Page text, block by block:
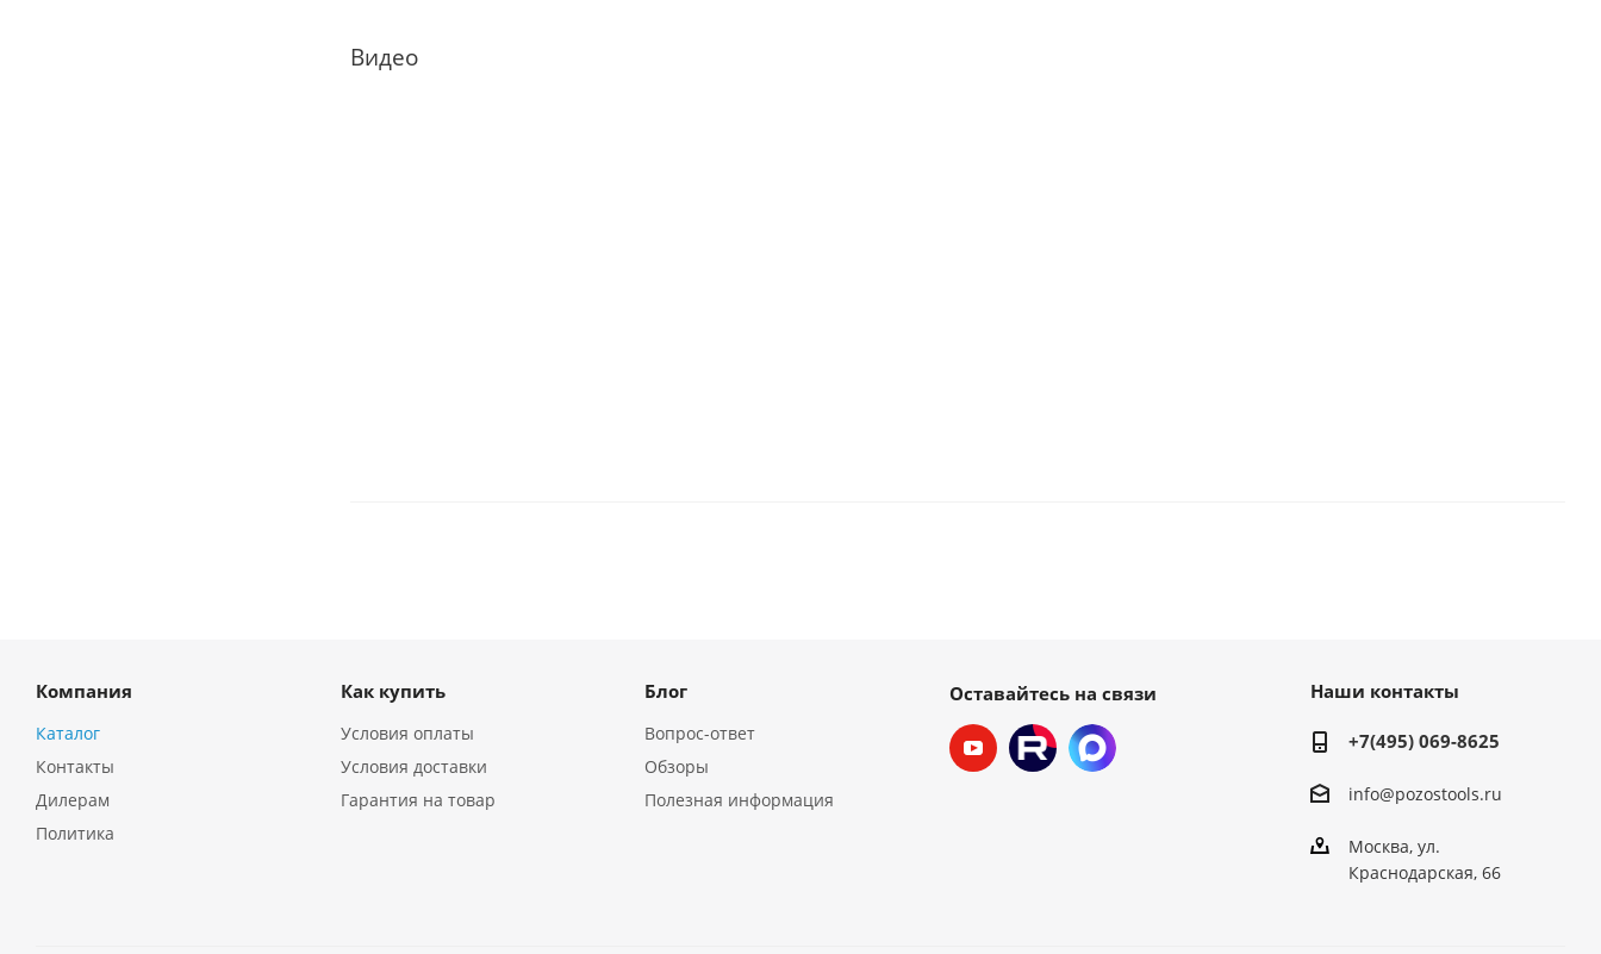
Видео
Компания
Каталог
Контакты
Дилерам
Политика
Как купить
Условия оплаты
Условия доставки
Гарантия на товар
Блог
Вопрос-ответ
Обзоры
Полезная информация
Оставайтесь на связи Наши контакты
+7(495) 069-8625
info@pozostools.ru
Москва, ул.
Краснодарская, 66